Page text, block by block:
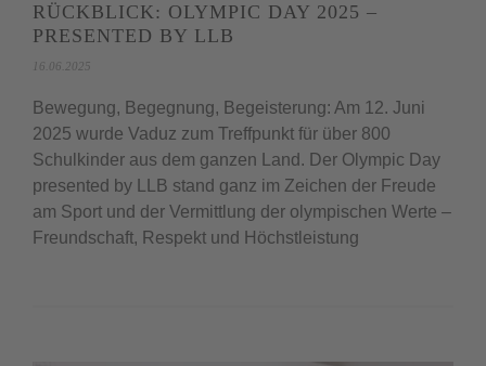
RÜCKBLICK: OLYMPIC DAY 2025 –
PRESENTED BY LLB
16.06.2025
Bewegung, Begegnung, Begeisterung: Am 12. Juni
2025 wurde Vaduz zum Treffpunkt für über 800
Schulkinder aus dem ganzen Land. Der Olympic Day
presented by LLB stand ganz im Zeichen der Freude
am Sport und der Vermittlung der olympischen Werte –
Freundschaft, Respekt und Höchstleistung